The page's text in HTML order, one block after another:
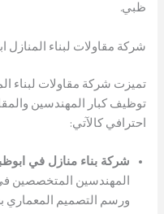
ظبي.
شركة مقاولات لبناء المنازل
تميزت شركة مقاولات لبناء
توظيف كبار المهندسين
احترافي كالآتي:
شركة بناء منازل في
المهندسين المتخصصين
ورسم التصميم المعماري